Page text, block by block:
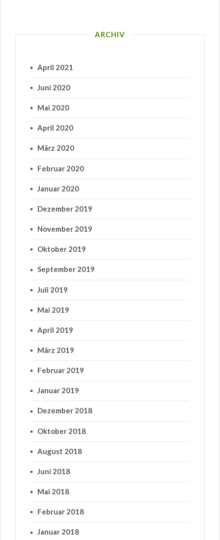
ARCHIV
April 2021
Juni 2020
Mai 2020
April 2020
März 2020
Februar 2020
Januar 2020
Dezember 2019
November 2019
Oktober 2019
September 2019
Juli 2019
Mai 2019
April 2019
März 2019
Februar 2019
Januar 2019
Dezember 2018
Oktober 2018
August 2018
Juni 2018
Mai 2018
Februar 2018
Januar 2018